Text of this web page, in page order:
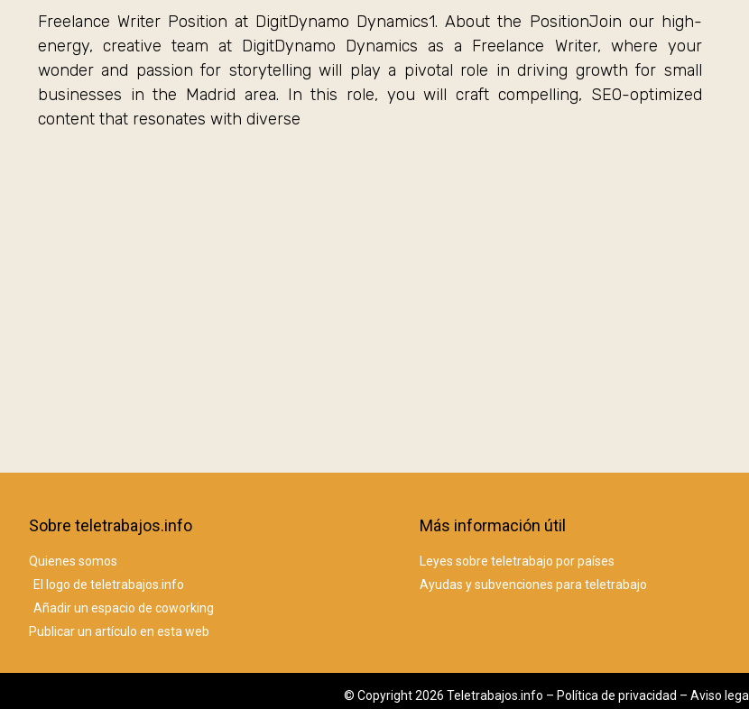
Freelance Writer Position at DigitDynamo Dynamics1. About the PositionJoin our high-
energy, creative team at DigitDynamo Dynamics as a Freelance Writer, where your
wonder and passion for storytelling will play a pivotal role in driving growth for small
businesses in the Madrid area. In this role, you will craft compelling, SEO-optimized
content that resonates with diverse
Sobre teletrabajos.info
Quienes somos
El logo de teletrabajos.info
Añadir un espacio de coworking
Publicar un artículo en esta web
Más información útil
Leyes sobre teletrabajo por países
Ayudas y subvenciones para teletrabajo
© Copyright 2026 Teletrabajos.info – Política de privacidad – Aviso legal